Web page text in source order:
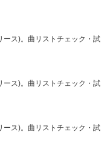
ス)。曲リストチェック・試
ス)。曲リストチェック・試
ス)。曲リストチェック・試